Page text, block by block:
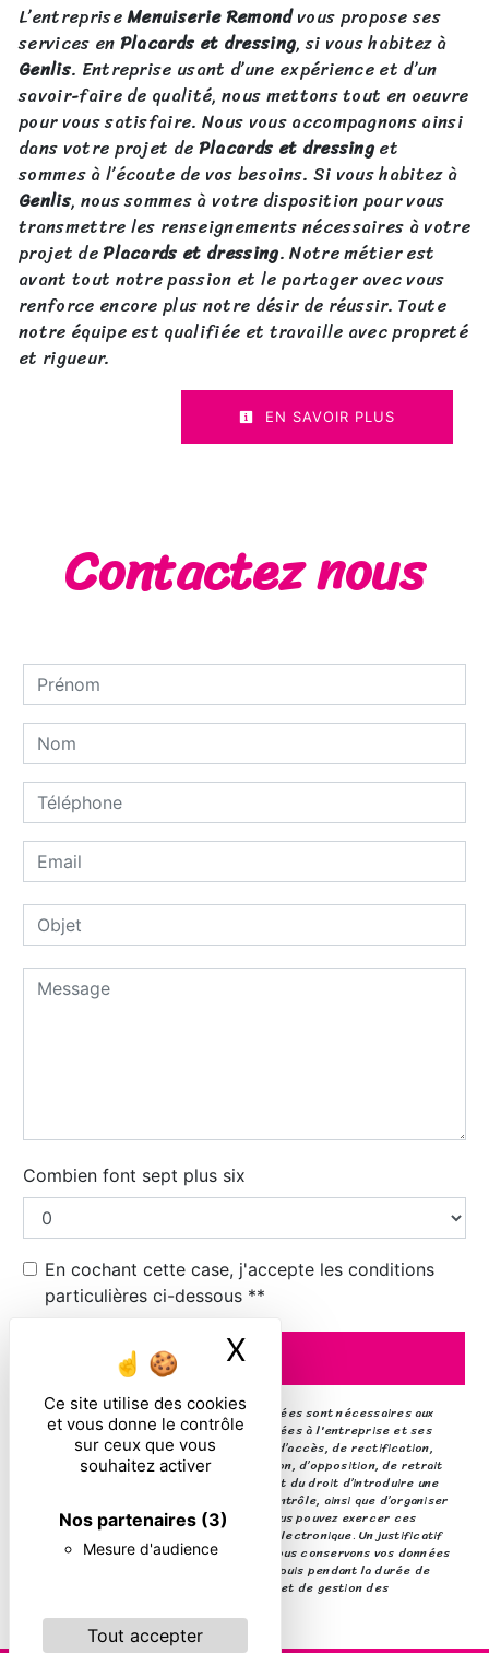
Ce site utilise des cookies
et vous donne le contrôle
sur ceux que vous
souhaitez activer
Nos partenaires (3)
Mesure d'audience
Tout accepter
X
L’entrepriseMenuiserie Remondvous propose ses
services enPlacards et dressing, si vous habitez à
Genlis. Entreprise usant d’une expérience et d’un
savoir-faire de qualité, nous mettons tout en oeuvre
pour vous satisfaire. Nous vous accompagnons ainsi
dans votre projet dePlacards et dressinget
sommes à l’écoute de vos besoins. Si vous habitez à
Genlis, nous sommes à votre disposition pour vous
transmettre les renseignements nécessaires à votre
projet dePlacards et dressing. Notre métier est
avant tout notre passion et le partager avec vous
renforce encore plus notre désir de réussir. Toute
notre équipe est qualifiée et travaille avec propreté
et rigueur.
EN SAVOIR PLUS
Contactez nous
Combien font sept plus six
En cochant cette case, j'accepte les conditions
particulières ci-dessous **
ENVOYER
** Les données personnelles communiquées sont nécessaires aux
fins de vous contacter. Elles sont destinées à l'entreprise et ses
sous-traitants. Vous disposez de droits d’accès, de rectification,
d’effacement, de portabilité, de limitation, d’opposition, de retrait
de votre consentement à tout moment et du droit d’introduire une
réclamation auprès d’une autorité de contrôle, ainsi que d’organiser
le sort de vos données post-mortem. Vous pouvez exercer ces
droits par voie postale ou par courrier électronique. Un justificatif
d'identité pourra vous être demandé. Nous conservons vos données
pendant la période de prise de contact puis pendant la durée de
prescription légale aux fins probatoires et de gestion des